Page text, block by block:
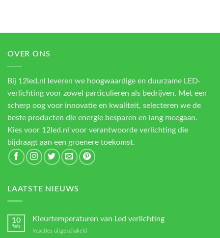
OVER ONS
Bij 12led.nl leveren we hoogwaardige en duurzame LED-
verlichting voor zowel particulieren als bedrijven. Met een
scherp oog voor innovatie en kwaliteit, selecteren we de
beste producten die energie besparen en lang meegaan.
Kies voor 12led.nl voor verantwoorde verlichting die
bijdraagt aan een groenere toekomst.
LAATSTE NIEUWS
10
feb
Kleurtemperaturen van Led verlichting
Reacties uitgeschakeld